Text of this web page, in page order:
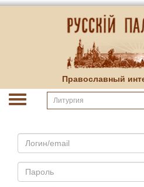
Православный
Email
Пароль